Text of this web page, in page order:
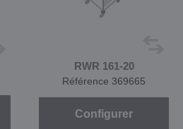
RWR 161-20
Référence 369665
Configurer